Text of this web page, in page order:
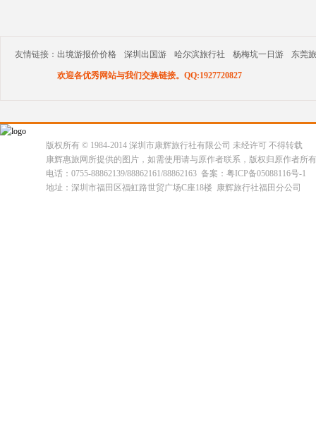
友情链接： 出境游报价价格 深圳出国游 哈尔滨旅行社 杨梅坑一日游 东莞
欢迎各优秀网站与我们交换链接。QQ:1927720827
版权所有 © 1984-2014 深圳市康辉旅行社有限公司 未经许可 不得转载
康辉惠旅网所提供的图片，如需使用请与原作者联系，版权归原作者所
电话：0755-88862139/88862161/88862163 备案：粤ICP备05088116号-1
地址：深圳市福田区福虹路世贸广场C座18楼 康辉旅行社福田分公司